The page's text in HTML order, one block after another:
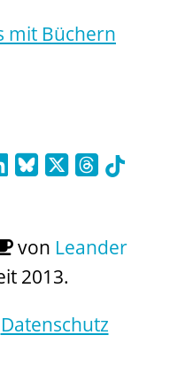
von Leander
2013.
Datenschutz